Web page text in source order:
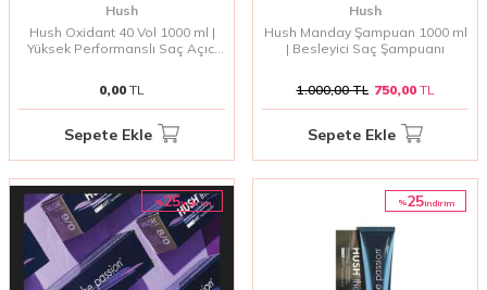
Hush
Hush Oxidant 40 Vol 1000 ml |
Yüksek Performanslı Saç Açıcı
0,00 TL
Sepete Ekle
Hush
Hush Manday Şampuan 1000 ml
| Besleyici Saç Şampuanı
1.000,00TL 750,00TL
Sepete Ekle
%25i̇ndirim %25i̇ndirim